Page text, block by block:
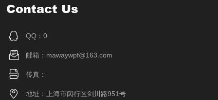
Contact Us
QQ：0
邮箱：mawaywpf@163.com
传真：
地址：上海市闵行区剑川路951号